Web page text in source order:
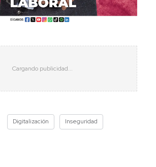
Digitalización Inseguridad